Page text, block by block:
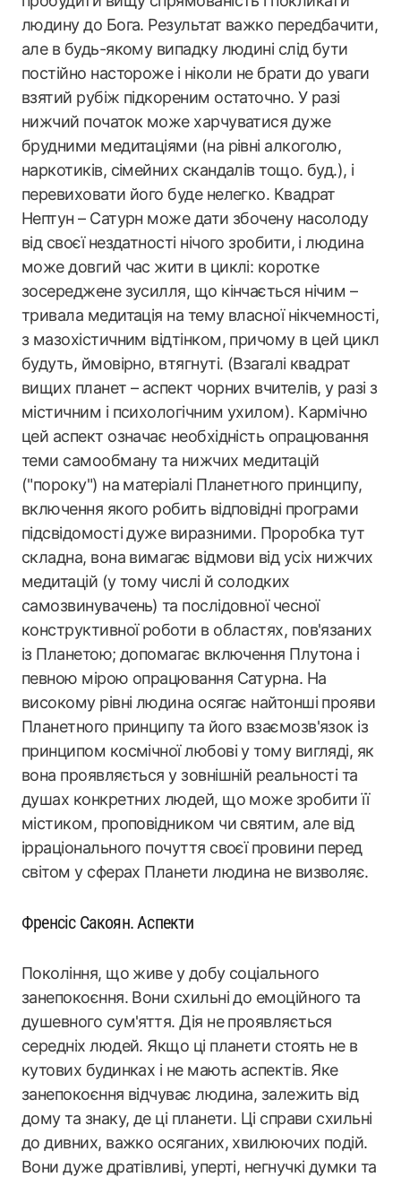
людину до Бога. Результат важко передбачити,
але в будь-якому випадку людині слід бути
постійно настороже і ніколи не брати до уваги
взятий рубіж підкореним остаточно. У разі
нижчий початок може харчуватися дуже
брудними медитаціями (на рівні алкоголю,
наркотиків, сімейних скандалів тощо. буд.), і
перевиховати його буде нелегко. Квадрат
Нептун – Сатурн може дати збочену насолоду
від своєї нездатності нічого зробити, і людина
може довгий час жити в циклі: коротке
зосереджене зусилля, що кінчається нічим –
тривала медитація на тему власної нікчемності,
з мазохістичним відтінком, причому в цей цикл
будуть, ймовірно, втягнуті. (Взагалі квадрат
вищих планет – аспект чорних вчителів, у разі з
містичним і психологічним ухилом). Кармічно
цей аспект означає необхідність опрацювання
теми самообману та нижчих медитацій
("пороку") на матеріалі Планетного принципу,
включення якого робить відповідні програми
підсвідомості дуже виразними. Проробка тут
складна, вона вимагає відмови від усіх нижчих
медитацій (у тому числі й солодких
самозвинувачень) та послідовної чесної
конструктивної роботи в областях, пов'язаних
із Планетою; допомагає включення Плутона і
певною мірою опрацювання Сатурна. На
високому рівні людина осягає найтонші прояви
Планетного принципу та його взаємозв'язок із
принципом космічної любові у тому вигляді, як
вона проявляється у зовнішній реальності та
душах конкретних людей, що може зробити її
містиком, проповідником чи святим, але від
ірраціонального почуття своєї провини перед
світом у сферах Планети людина не визволяє.
Френсіс Сакоян. Аспекти
Покоління, що живе у добу соціального
занепокоєння. Вони схильні до емоційного та
душевного сум'яття. Дія не проявляється
середніх людей. Якщо ці планети стоять не в
кутових будинках і не мають аспектів. Яке
занепокоєння відчуває людина, залежить від
дому та знаку, де ці планети. Ці справи схильні
до дивних, важко осяганих, хвилюючих подій.
Вони дуже дратівливі, уперті, негнучкі думки та